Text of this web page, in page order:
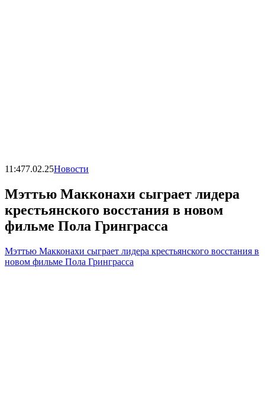
11:477.02.25Новости
Мэттью Макконахи сыграет лидера
крестьянского восстания в новом
фильме Пола Гринграсса
Мэттью Макконахи сыграет лидера крестьянского восстания в
новом фильме Пола Гринграсса